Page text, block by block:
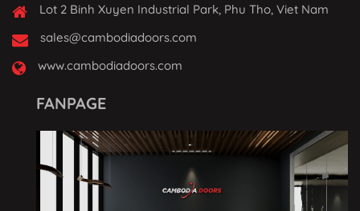
Lot 2 Binh Xuyen Industrial Park, Phu Tho, Viet Nam
sales@cambodiadoors.com
www.cambodiadoors.com
FANPAGE